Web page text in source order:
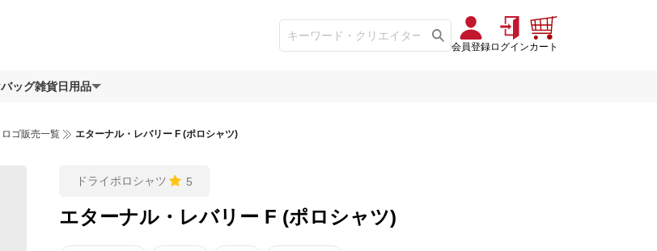
会員登録ログインカート
バッグ雑貨日用品
ロゴ販売一覧 エターナル・レバリー F (ポロシャツ)
ドライポロシャツ 5
エターナル・レバリー F (ポロシャツ)